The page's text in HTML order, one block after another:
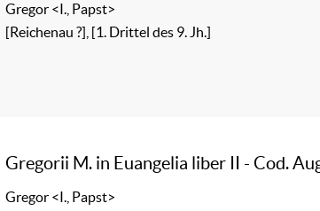
Gregor <I., Papst>
[Reichenau ?], [1. Drittel des 9. Jh.]
Gregorii M. in Euangelia liber II - Cod.
Gregor <I., Papst>